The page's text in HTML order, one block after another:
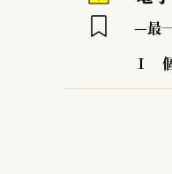
—最
Ⅰ 個